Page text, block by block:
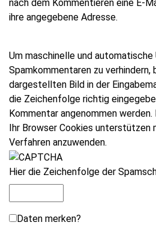
nach dem Kommentieren eine E-
ihre angegebene Adresse.
Um maschinelle und automatische
Spamkommentaren zu
dargestellten Bild in der
die Zeichenfolge richtig
Kommentar angenommen
Ihr Browser Cookies unterstützen
Verfahren anzuwenden.
Hier die Zeichenfolge der
Daten merken?